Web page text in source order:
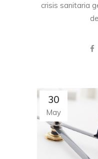
crisis sanitaria
30
May